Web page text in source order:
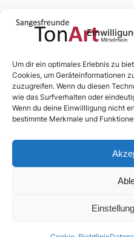
Um dir ein optimales Erlebnis zu
Cookies, um Geräteinformationen
zuzugreifen. Wenn du diesen
wie das Surfverhalten oder
Wenn du deine Einwillligung nicht
bestimmte Merkmale und
Nächste:Aula
Gymnasiums
Medien